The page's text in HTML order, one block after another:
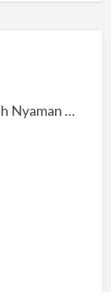
Kosan Wanita Murah Nyaman di Jakarta Selatan